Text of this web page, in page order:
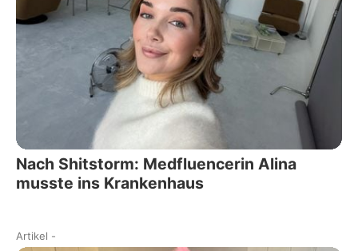
Nach Shitstorm: Medfluencerin Alina
musste ins Krankenhaus
Artikel -